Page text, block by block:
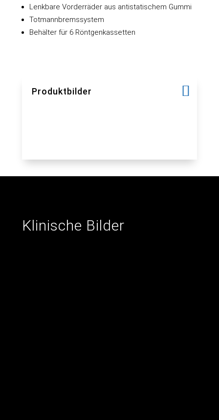
Lenkbare Vorderräder aus antistatischem Gummi
Totmannbremssystem
Behälter für 6 Röntgenkassetten
Produktbilder
Klinische Bilder